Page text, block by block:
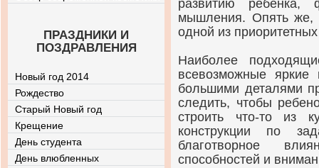
развитию ребенка,
мышления. Опять же,
одной из
Наиболее
всевозможные яркие
большими деталями
следить, чтобы
строить что-то из
конструкции по
благотворное
способностей и
ПРАЗДНИКИ И
ПОЗДРАВЛЕНИЯ
Новый год 2014
Рождество
Старый Новый год
Крещение
День студента
День влюбленных